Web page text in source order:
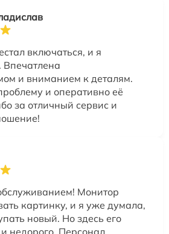
включаться, и я
Впечатлена
и вниманием к деталям.
и оперативно её
за отличный сервис и
Монитор
картинку, и я уже думала,
новый. Но здесь его
недорого. Персонал